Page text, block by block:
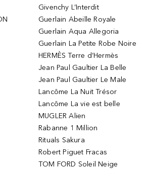
Givenchy L’Interdit
Guerlain Abeille Royale
Guerlain Aqua Allegoria
Guerlain La Petite Robe Noire
HERMÈS Terre d’Hermès
Jean Paul Gaultier La Belle
Jean Paul Gaultier Le Male
Lancôme La Nuit Trésor
Lancôme La vie est belle
MUGLER Alien
Rabanne 1 Million
Rituals Sakura
Robert Piguet Fracas
TOM FORD Soleil Neige